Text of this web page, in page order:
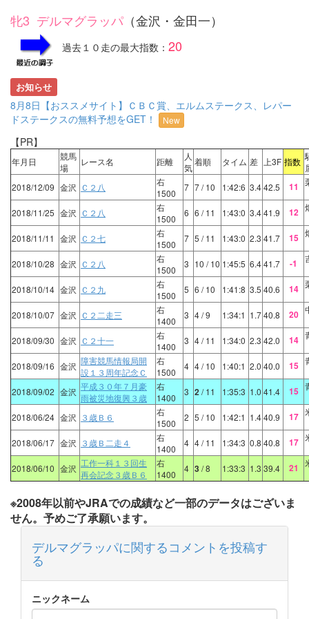
牝3 デルマグラッパ（金沢・金田一）
過去１０走の最大指数： 20
お知らせ
8月8日【おススメサイト】ＣＢＣ賞、エルムステークス、レパー
ドステークスの無料予想をGET！
New
【PR】
年月日
競馬
場
レース名 距離
人
気
着順 タイム 差 上3F 指数
2018/12/09 金沢 Ｃ２八
右
1500
7 7/ 10 1:42:6 3.442.5 11
2018/11/25 金沢 Ｃ２八
右
1500
6 6 / 11 1:43:0 3.441.9 12
2018/11/11 金沢 Ｃ２七
右
1500
7 5 / 11 1:43:0 2.3 41.7 15
2018/10/28 金沢 Ｃ２八
右
1500
3 10 / 10 1:45:5 6.441.7 -1
2018/10/14 金沢 Ｃ２九
右
1500
5 6 / 10 1:41:8 3.5 40.6 14
2018/10/07 金沢 Ｃ２二走三
右
1400
3 4/ 9 1:34:1 1.740.8 20
2018/09/30 金沢 Ｃ２十一
右
1400
3 4/ 11 1:34:0 2.3 42.0 14
2018/09/16 金沢 障害競馬情報局開
設１３周年記念Ｃ
右
1500
4 4/ 10 1:40:1 2.0 40.0 15
2018/09/02 金沢 平成３０年７月豪
雨被災地復興３歳
右
1400
3 2/ 11 1:35:3 1.0 41.4 15
2018/06/24 金沢 ３歳Ｂ６
右
1500
2 5 / 10 1:42:1 1.440.9 17
2018/06/17 金沢 ３歳Ｂ二走４
右
1400
4 4/ 11 1:34:3 0.8 40.8 17
2018/06/10 金沢 工作一科１３回生
再会記念３歳Ｂ６
右
1400
4 3/ 8 1:33:3 1.3 39.4 21
※2008年以前やJRAでの成績など一部のデータはございま
せん。予めご了承願います。
デルマグラッパに関するコメントを投稿す
る
ニックネーム